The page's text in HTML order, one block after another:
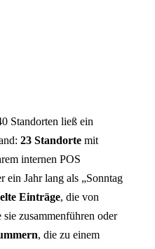
Standorten ließ ein
23 Standorte mit
internen POS
ein Jahr lang als „Sonntag
Einträge, die von
zusammenführen oder
, die zu einem